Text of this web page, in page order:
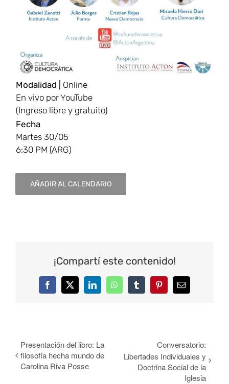
Modalidad |
Online
En vivo por YouTube
(Ingreso libre y gratuito)
Fecha
Martes 30/05
6:30 PM (ARG)
AÑADIR AL CALENDARIO
¡Compartí este contenido!
FacebookTwitterLinkedInWhatsAppTumblrPinterestCorreo
Presentación del libro: La
filosofía hecha mundo de
Carolina Riva Posse
Conversatorio:
Libertades Individuales y
Doctrina Social de la
Iglesia